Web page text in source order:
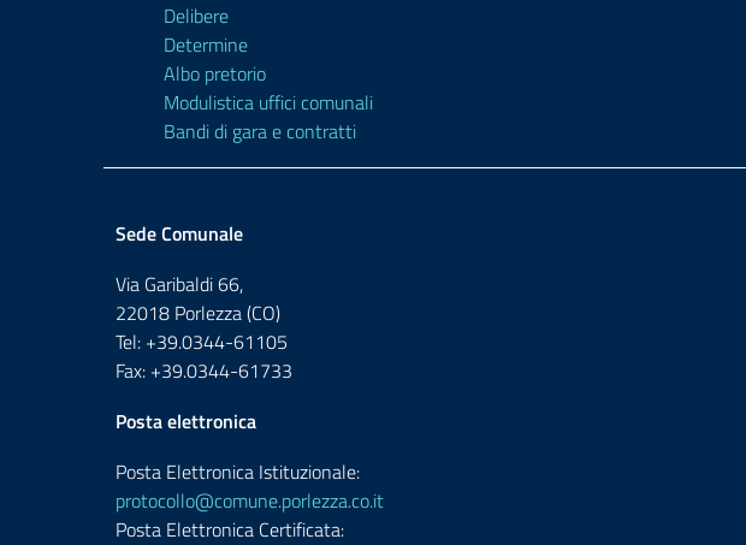
Delibere
Determine
Albo pretorio
Modulistica uffici comunali
Bandi di gara e contratti
Sede Comunale
Via Garibaldi 66,
22018 Porlezza (CO)
Tel: +39.0344-61105
Fax: +39.0344-61733
Posta elettronica
Posta Elettronica Istituzionale:
protocollo@comune.porlezza.co.it
Posta Elettronica Certificata: